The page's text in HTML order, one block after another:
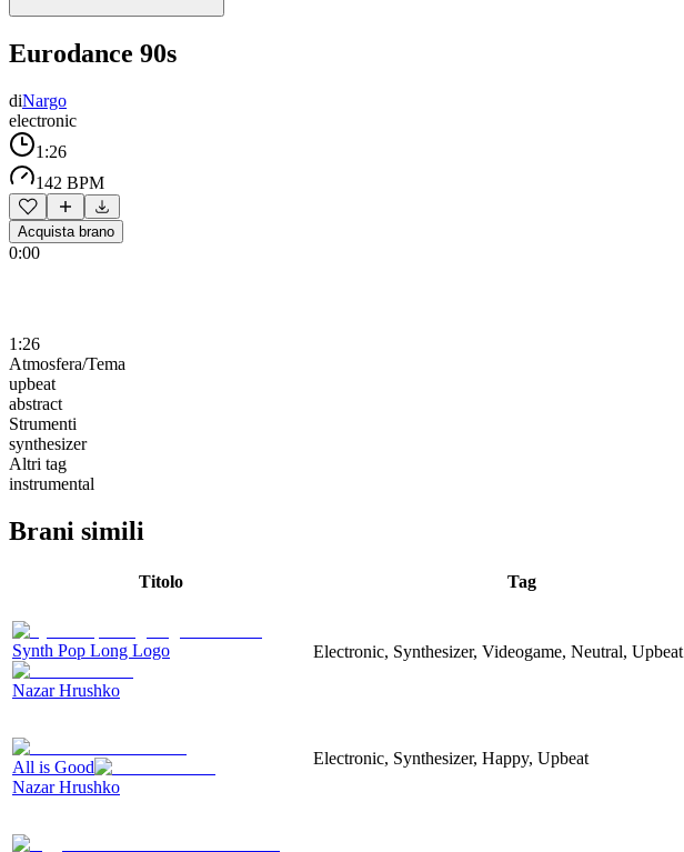
Eurodance 90s
diNargo
electronic
1:26
142 BPM
Acquista brano
0:00
1:26
Atmosfera/Tema
upbeat
abstract
Strumenti
synthesizer
Altri tag
instrumental
Brani simili
Titolo Tag
Synth Pop Long Logo
Nazar Hrushko
Electronic, Synthesizer, Videogame, Neutral, Upbeat
All is Good
Nazar Hrushko
Electronic, Synthesizer, Happy, Upbeat